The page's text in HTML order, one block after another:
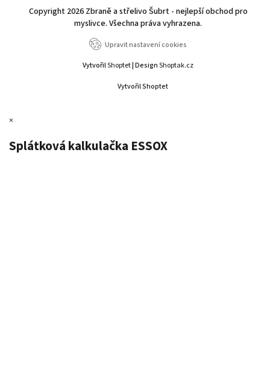
Vytvořil Shoptet
Copyright 2026 Zbraně a střelivo Šubrt - nejlepší obchod pro
myslivce. Všechna práva vyhrazena.
Upravit nastavení cookies
VytvořilShoptet| DesignShoptak.cz
×
Splátková kalkulačka ESSOX